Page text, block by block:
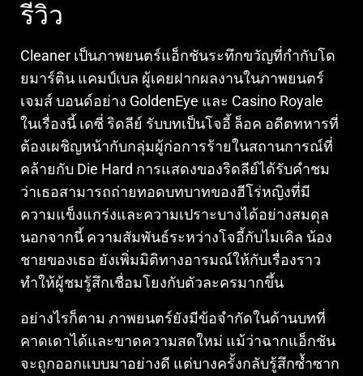
รีวิว
Cleaner เป็นภาพยนตร์แอ็กชันระทึกขวัญที่กำกับโด
ยมาร์ติน แคมป์เบล ผู้เคยฝากผลงานในภาพยนตร์
เจมส์ บอนด์อย่าง GoldenEye และ Casino Royale
ในเรื่องนี้ เดซี่ ริดลีย์ รับบทเป็นโจอี้ ล็อค อดีตทหารที่
ต้องเผชิญหน้ากับกลุ่มผู้ก่อการร้ายในสถานการณ์ที่
คล้ายกับ Die Hard การแสดงของริดลีย์ได้รับคำชม
ว่าเธอสามารถถ่ายทอดบทบาทของฮีโร่หญิงที่มี
ความแข็งแกร่งและความเปราะบางได้อย่างสมดุล
นอกจากนี้ ความสัมพันธ์ระหว่างโจอี้กับไมเคิล น้อง
ชายของเธอ ยังเพิ่มมิติทางอารมณ์ให้กับเรื่องราว
ทำให้ผู้ชมรู้สึกเชื่อมโยงกับตัวละครมากขึ้น
อย่างไรก็ตาม ภาพยนตร์ยังมีข้อจำกัดในด้านบทที่
คาดเดาได้และขาดความสดใหม่ แม้ว่าฉากแอ็กชัน
จะถูกออกแบบมาอย่างดี แต่บางครั้งกลับรู้สึกซ้ำซาก